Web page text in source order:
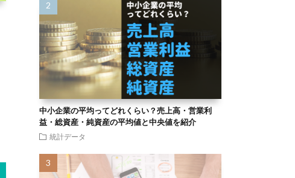
中小企業の平均ってどれくらい？売上高・営業利
益・総資産・純資産の平均値と中央値を紹介
統計データ